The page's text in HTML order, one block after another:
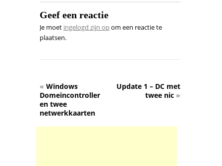
Geef een reactie
Je moet ingelogd zijn opom een reactie te
plaatsen.
« Windows
Domeincontroller
en twee
netwerkkaarten
Update 1 – DC met
twee nic »